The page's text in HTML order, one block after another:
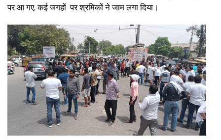
पर आ गए, कई जगहों पर श्रमिकों ने जाम लगा दिया।